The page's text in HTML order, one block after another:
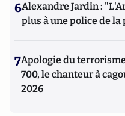
6Alexandre Jardin :
plus à une police de la
7Apologie du
700, le chanteur à
2026